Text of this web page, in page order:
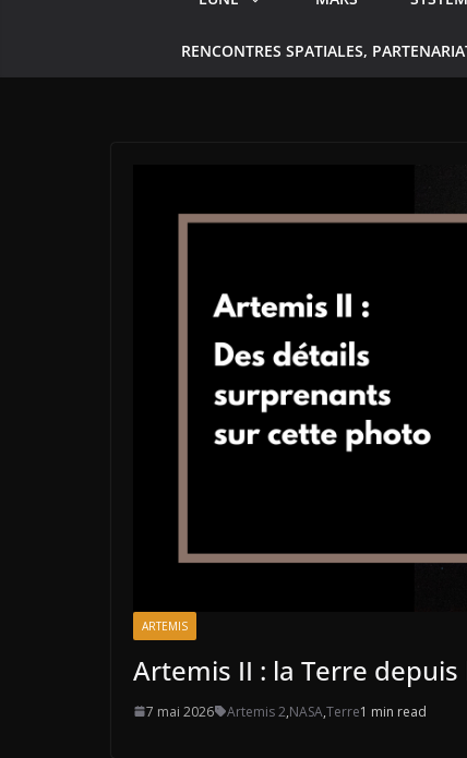
RENCONTRES SPATIALES,
ARTEMIS
Artemis II : la Terre
7 mai 2026 Artemis 2,NASA,Terre1 min read